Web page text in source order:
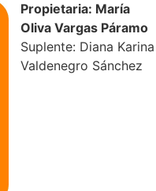
Propietaria: María
Oliva Vargas Páramo
Suplente: Diana Karina
Valdenegro Sánchez